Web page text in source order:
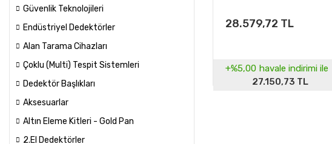
Güvenlik Teknolojileri
Endüstriyel Dedektörler
Alan Tarama Cihazları
Çoklu (Multi) Tespit Sistemleri
Dedektör Başlıkları
Aksesuarlar
Altın Eleme Kitleri - Gold Pan
2.El Dedektörler
28.579,72 TL
+%5,00 havale indirimi ile
27.150,73 TL